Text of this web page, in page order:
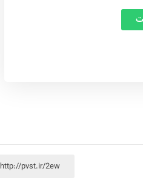
http://pvst.ir/2ew